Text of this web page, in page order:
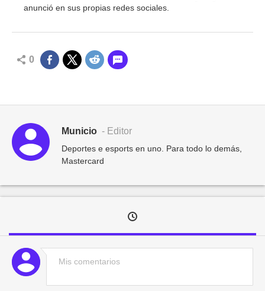
anunció en sus propias redes sociales.
0
Municio - Editor
Deportes e esports en uno. Para todo lo demás,
Mastercard